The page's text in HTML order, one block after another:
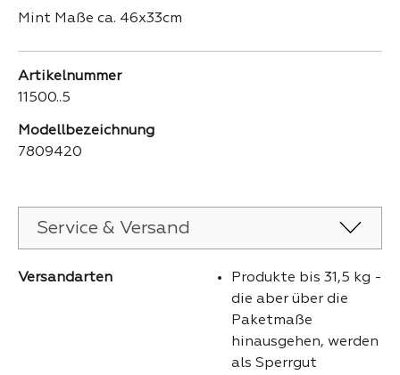
Mint Maße ca. 46x33cm
Artikelnummer
11500..5
Modellbezeichnung
7809420
Service & Versand
Versandarten
Produkte bis 31,5 kg -
die aber über die
Paketmaße
hinausgehen, werden
als Sperrgut